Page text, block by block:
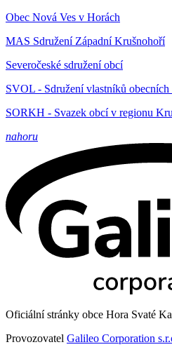
Obec Nová Ves v Horách
MAS Sdružení Západní Krušnohoří
Severočeské sdružení obcí
SVOL - Sdružení vlastníků obecních
SORKH - Svazek obcí v regionu
nahoru
Oficiální stránky obce Hora Svaté
Provozovatel Galileo Corporation